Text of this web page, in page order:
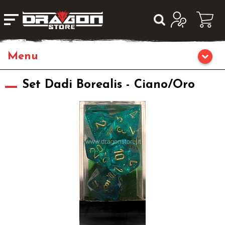
Home
Giochi di Carte Collezionabili
Set Dadi Borealis - Ciano/Oro